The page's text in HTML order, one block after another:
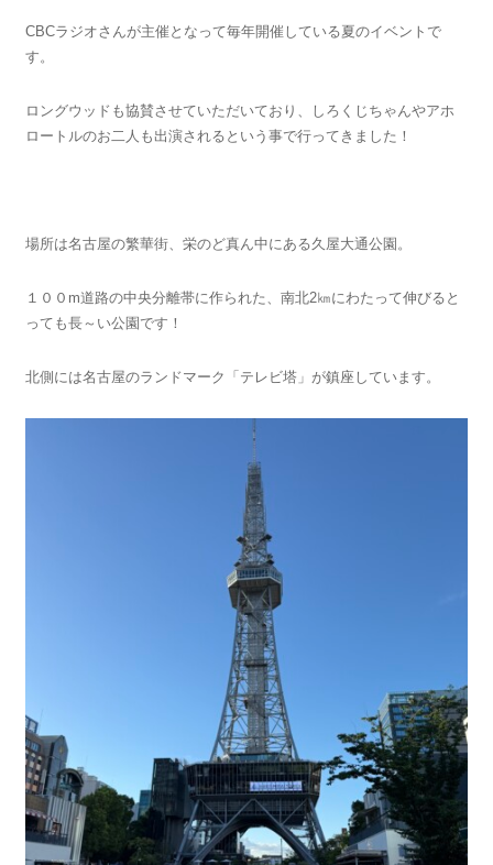
CBCラジオさんが主催となって毎年開催している夏のイベントで
す。
ロングウッドも協賛させていただいており、しろくじちゃんやアホ
ロートルのお二人も出演されるという事で行ってきました！
場所は名古屋の繁華街、栄のど真ん中にある久屋大通公園。
１００m道路の中央分離帯に作られた、南北2㎞にわたって伸びると
っても長～い公園です！
北側には名古屋のランドマーク「テレビ塔」が鎮座しています。